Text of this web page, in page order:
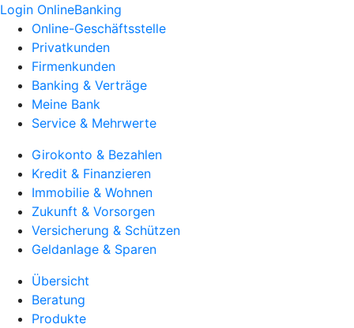
Login OnlineBanking
Online-Geschäftsstelle
Privatkunden
Firmenkunden
Banking & Verträge
Meine Bank
Service & Mehrwerte
Girokonto & Bezahlen
Kredit & Finanzieren
Immobilie & Wohnen
Zukunft & Vorsorgen
Versicherung & Schützen
Geldanlage & Sparen
Übersicht
Beratung
Produkte